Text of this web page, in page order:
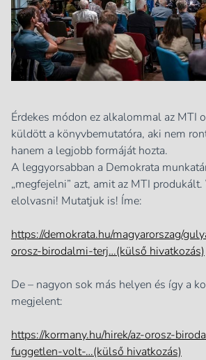
Érdekes módon ez alkalommal az MTI
küldött a könyvbemutatóra, aki nem
hanem a legjobb formáját hozta.
A leggyorsabban a Demokrata
„megfejelni” azt, amit az MTI
elolvasni! Mutatjuk is! Íme:
https://demokrata.hu/magyarorszag/
orosz-birodalmi-terj…(külső hivatkozás)
De – nagyon sok más helyen és így a
megjelent:
https://kormany.hu/hirek/az-orosz-
fuggetlen-volt-…(külső hivatkozás)